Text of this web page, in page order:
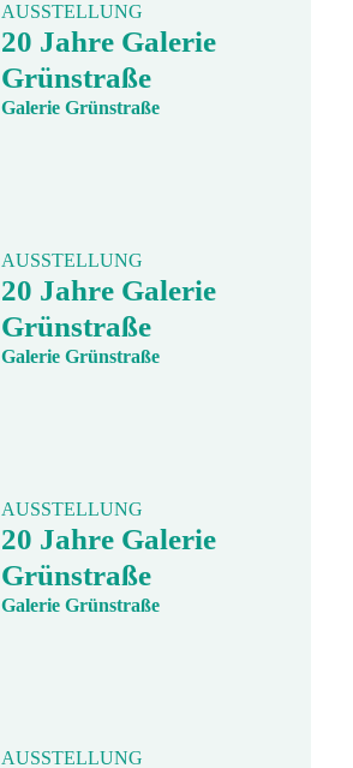
AUSSTELLUNG
20 Jahre Galerie
Grünstraße
Galerie Grünstraße
AUSSTELLUNG
20 Jahre Galerie
Grünstraße
Galerie Grünstraße
AUSSTELLUNG
20 Jahre Galerie
Grünstraße
Galerie Grünstraße
AUSSTELLUNG